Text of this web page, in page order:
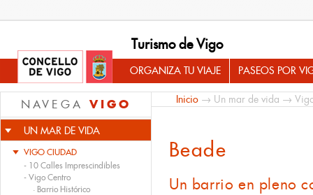
Turismo de Vigo
ORGANIZA TU VIAJE PASEOS POR
NAVEGA VIGO
UN MAR DE VIDA
VIGO CIUDAD
- 10 Calles Imprescindibles
- Vigo Centro
· Barrio Histórico
Inicio → Un mar de vida →
Beade
Un barrio en pleno